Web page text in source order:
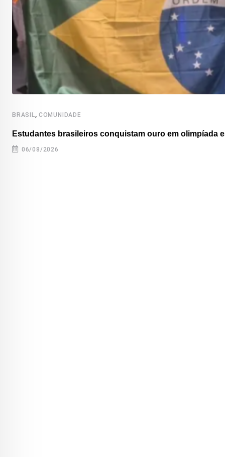
BRASIL, COMUNIDADE
Estudantes brasileiros conquistam ouro em olimpíada
06/08/2026